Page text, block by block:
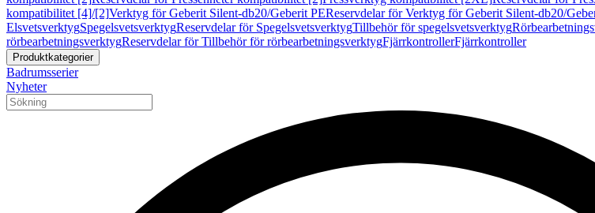
kompatibilitet [4]/[2]Verktyg för Geberit Silent-db20/Geberit PEReservdelar för Verktyg för Geberit Silent-db20/
ElsvetsverktygSpegelsvetsverktygReservdelar för SpegelsvetsverktygTillbehör för spegelsvetsverktyg
rörbearbetningsverktygReservdelar för Tillbehör för rörbearbetningsverktygFjärrkontrollerFjärrkontroller
Produktkategorier
Badrumsserier
Nyheter